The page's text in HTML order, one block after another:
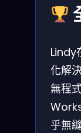
Lindy
化解
無程
乎無